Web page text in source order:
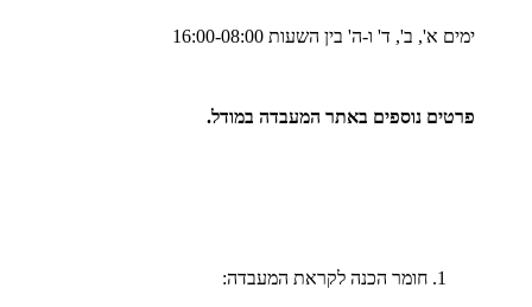
ימים א', ב', ד' ו-ה' בין השעות 16:00-08:00
פרטים נוספים באתר המעבדה במודל.
חומר הכנה לקראת המעבדה: